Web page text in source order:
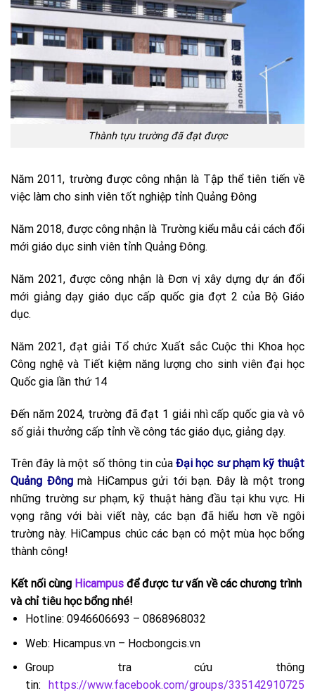
Thành tựu trường đã đạt được
Năm 2011, trường được công nhận là Tập thể tiên tiến về
việc làm cho sinh viên tốt nghiệp tỉnh Quảng Đông
Năm 2018, được công nhận là Trường kiểu mẫu cải cách đổi
mới giáo dục sinh viên tỉnh Quảng Đông.
Năm 2021, được công nhận là Đơn vị xây dựng dự án đổi
mới giảng dạy giáo dục cấp quốc gia đợt 2 của Bộ Giáo
dục.
Năm 2021, đạt giải Tổ chức Xuất sắc Cuộc thi Khoa học
Công nghệ và Tiết kiệm năng lượng cho sinh viên đại học
Quốc gia lần thứ 14
Đến năm 2024, trường đã đạt 1 giải nhì cấp quốc gia và vô
số giải thưởng cấp tỉnh về công tác giáo dục, giảng dạy.
Trên đây là một số thông tin củaĐại học sư phạm kỹ thuật
Quảng Đôngmà HiCampus gửi tới bạn. Đây là một trong
những trường sư phạm, kỹ thuật hàng đầu tại khu vực. Hi
vọng rằng với bài viết này, các bạn đã hiểu hơn về ngôi
trường này. HiCampus chúc các bạn có một mùa học bổng
thành công!
Kết nối cùng Hicampus để được tư vấn về các chương trình
và chỉ tiêu học bổng nhé!
Hotline: 0946606693 – 0868968032
Web: Hicampus.vn – Hocbongcis.vn
Group tra cứu thông
tin: https://www.facebook.com/groups/335142910725